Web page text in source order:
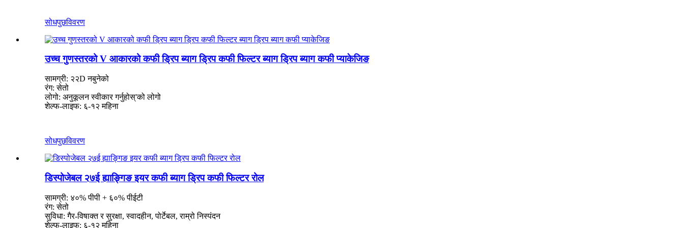
सोधपुछविवरण
उच्च गुणस्तरको V आकारको कफी ड्रिप ब्याग ड्रिप कफी फिल्टर ब्याग ड्रिप ब्याग कफी प्याकेजिङ
सामग्री: २२D नबुनेको
रंग: सेतो
लोगो: अनुकूलन स्वीकार गर्नुहोस्'को लोगो
शेल्फ-लाइफ: ६-१२ महिना
सोधपुछविवरण
डिस्पोजेबल २७ई ह्याङ्गिङ इयर कफी ब्याग ड्रिप कफी फिल्टर रोल
सामग्री: ४०% पीपी + ६०% पीईटी
रंग: सेतो
सुविधा: गैर-विषाक्त र सुरक्षा, स्वादहीन, पोर्टेबल, राम्रो निस्पंदन
शेल्फ-लाइफ: ६-१२ महिना